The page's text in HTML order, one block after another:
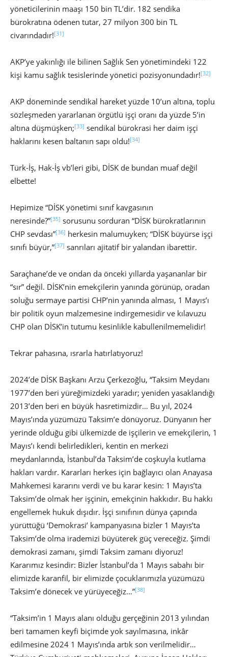
yöneticilerinin maaşı 150 bin TL’dir. 182 sendika
bürokratına ödenen tutar, 27 milyon 300 bin TL
civarındadır![31]
AKP’ye yakınlığı ile bilinen Sağlık Sen yönetimindeki 122
kişi kamu sağlık tesislerinde yönetici pozisyonundadır![32]
AKP döneminde sendikal hareket yüzde 10’un altına, toplu
sözleşmeden yararlanan örgütlü işçi oranı da yüzde 5’in
altına düşmüşken;[33] sendikal bürokrasi her daim işçi
haklarını kesen baltanın sapı oldu![34]
Türk-İş, Hak-İş vb’leri gibi, DİSK de bundan muaf değil
elbette!
Hepimize “DİSK yönetimi sınıf kavgasının
neresinde?”[35] sorusunu sorduran “DİSK bürokratlarının
CHP sevdası”[36] herkesin malumuyken; “DİSK büyürse işçi
sınıfı büyür,”[37] sanrıları ajitatif bir yalandan ibarettir.
Saraçhane’de ve ondan da önceki yıllarda yaşananlar bir
“sır” değil. DİSK’nin emekçilerin yanında görünüp, oradan
soluğu sermaye partisi CHP’nin yanında alması, 1 Mayıs’ı
bir politik oyun malzemesine indirgemesidir ve kılavuzu
CHP olan DİSK’in tutumu kesinlikle kabullenilmemelidir!
Tekrar pahasına, ısrarla hatırlatıyoruz!
2024’de DİSK Başkanı Arzu Çerkezoğlu, “Taksim Meydanı
1977’den beri yüreğimizdeki yaradır; yeniden yasaklandığı
2013’den beri en büyük hasretimizdir… Bu yıl, 2024
Mayıs’ında yüzümüzü Taksim’e dönüyoruz. Dünyanın her
yerinde olduğu gibi ülkemizde de işçilerin ve emekçilerin, 1
Mayıs’ı kendi belirledikleri, kentin en merkezi
meydanlarında, İstanbul’da Taksim’de coşkuyla kutlama
hakları vardır. Kararları herkes için bağlayıcı olan Anayasa
Mahkemesi kararını verdi ve bu karar kesin: 1 Mayıs’ta
Taksim’de olmak her işçinin, emekçinin hakkıdır. Bu hakkı
engellemek hukuk dışıdır. İşçi sınıfının dünya çapında
yürüttüğü ‘Demokrasi’ kampanyasına bizler 1 Mayıs’ta
Taksim’de olma irademizi büyüterek güç vereceğiz. Şimdi
demokrasi zamanı, şimdi Taksim zamanı diyoruz!
Kararımız kesindir: Bizler İstanbul’da 1 Mayıs sabahı bir
elimizde karanfil, bir elimizde çocuklarımızla yüzümüzü
Taksim’e dönecek ve yürüyeceğiz…”[38]
“Taksim’in 1 Mayıs alanı olduğu gerçeğinin 2013 yılından
beri tamamen keyfi biçimde yok sayılmasına, inkâr
edilmesine 2024 1 Mayıs’ında artık son verilmelidir…